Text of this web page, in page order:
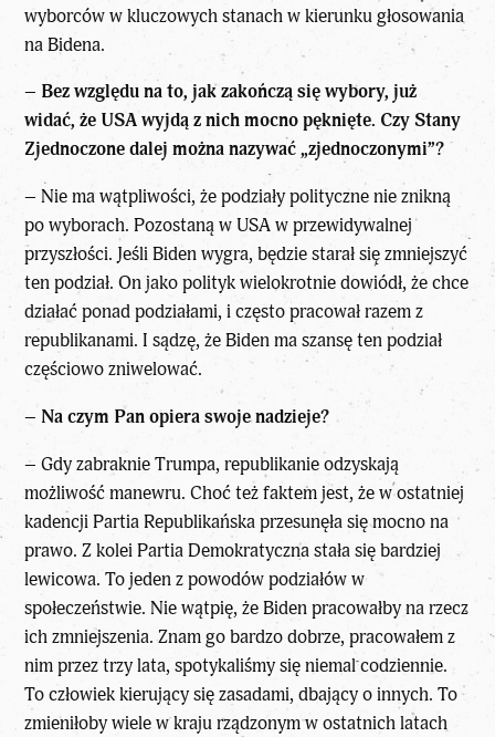
wyborców w kluczowych stanach w kierunku głosowania
na Bidena.
– Bez względu na to, jak zakończą się wybory, już
widać, że USA wyjdą z nich mocno pęknięte. Czy Stany
Zjednoczone dalej można nazywać „zjednoczonymi”?
– Nie ma wątpliwości, że podziały polityczne nie znikną
po wyborach. Pozostaną w USA w przewidywalnej
przyszłości. Jeśli Biden wygra, będzie starał się zmniejszyć
ten podział. On jako polityk wielokrotnie dowiódł, że chce
działać ponad podziałami, i często pracował razem z
republikanami. I sądzę, że Biden ma szansę ten podział
częściowo zniwelować.
– Na czym Pan opiera swoje nadzieje?
– Gdy zabraknie Trumpa, republikanie odzyskają
możliwość manewru. Choć też faktem jest, że w ostatniej
kadencji Partia Republikańska przesunęła się mocno na
prawo. Z kolei Partia Demokratyczna stała się bardziej
lewicowa. To jeden z powodów podziałów w
społeczeństwie. Nie wątpię, że Biden pracowałby na rzecz
ich zmniejszenia. Znam go bardzo dobrze, pracowałem z
nim przez trzy lata, spotykaliśmy się niemal codziennie.
To człowiek kierujący się zasadami, dbający o innych. To
zmieniłoby wiele w kraju rządzonym w ostatnich latach